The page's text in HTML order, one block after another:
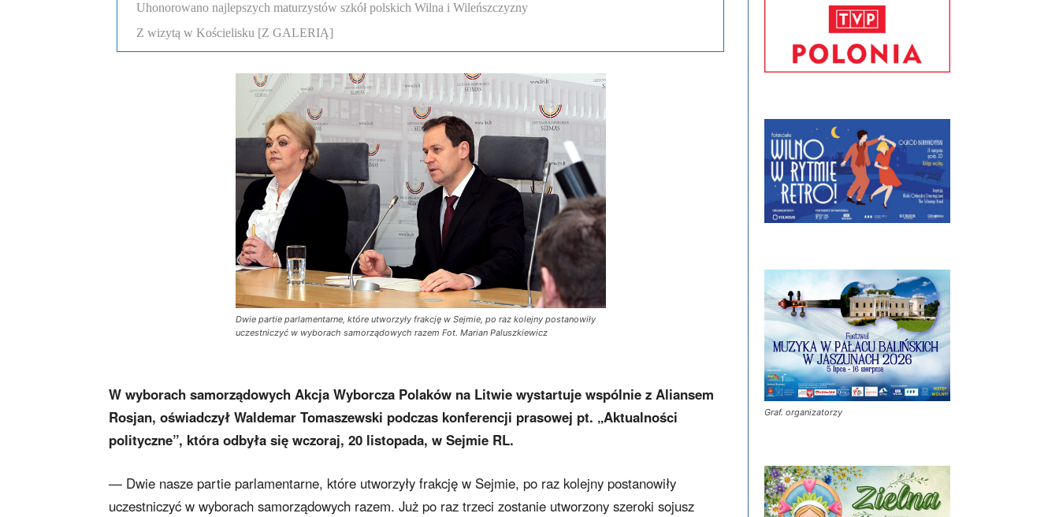
Uhonorowano najlepszych maturzystów szkół polskich Wilna i Wileńszczyzny
Z wizytą w Kościelisku [Z GALERIĄ]
Dwie partie parlamentarne, które utworzyły frakcję w Sejmie, po raz kolejny postanowiły
uczestniczyć w wyborach samorządowych razem Fot. Marian Paluszkiewicz
W wyborach samorządowych Akcja Wyborcza Polaków na Litwie wystartuje wspólnie z Aliansem
Rosjan, oświadczył Waldemar Tomaszewski podczas konferencji prasowej pt. „Aktualności
polityczne”, która odbyła się wczoraj, 20 listopada, w Sejmie RL.
— Dwie nasze partie parlamentarne, które utworzyły frakcję w Sejmie, po raz kolejny postanowiły
uczestniczyć w wyborach samorządowych razem. Już po raz trzeci zostanie utworzony szeroki sojusz
Graf. organizatorzy